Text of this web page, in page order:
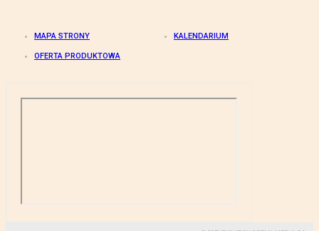
MAPA STRONY KALENDARIUM
OFERTA PRODUKTOWA